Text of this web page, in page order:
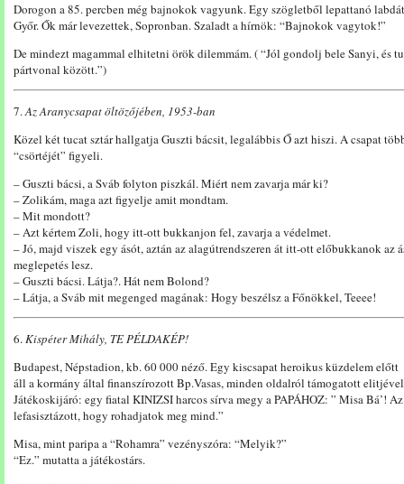
Dorogon a 85. percben még bajnokok vagyunk. Egy szögletből lepattanó
Győr. Ők már levezettek, Sopronban. Szaladt a hírnök: “Bajnokok vagytok!”
De mindezt magammal elhitetni örök dilemmám. ( “Jól gondolj bele Sanyi, és
pártvonal között.”)
7.Az Aranycsapat öltözőjében, 1953-ban
Közel két tucat sztár hallgatja Guszti bácsit, legalábbis Ő azt hiszi. A csapat
“csörtéjét” figyeli.
– Guszti bácsi, a Sváb folyton piszkál. Miért nem zavarja már ki?
– Zolikám, maga azt figyelje amit mondtam.
– Mit mondott?
– Azt kértem Zoli, hogy itt-ott bukkanjon fel, zavarja a védelmet.
– Jó, majd viszek egy ásót, aztán az alagútrendszeren át itt-ott előbukkanok az
meglepetés lesz.
– Guszti bácsi. Látja?. Hát nem Bolond?
– Látja, a Sváb mit megenged magának: Hogy beszélsz a Főnökkel, Teeee!
6.Kispéter Mihály, TE PÉLDAKÉP!
Budapest, Népstadion, kb. 60 000 néző. Egy kiscsapat heroikus küzdelem előtt
áll a kormány által finanszírozott Bp.Vasas, minden oldalról támogatott
Játékoskijáró: egy fiatal KINIZSI harcos sírva megy a PAPÁHOZ: ” Misa Bá’!
lefasisztázott, hogy rohadjatok meg mind.”
Misa, mint paripa a “Rohamra” vezényszóra: “Melyik?”
“Ez.” mutatta a játékostárs.